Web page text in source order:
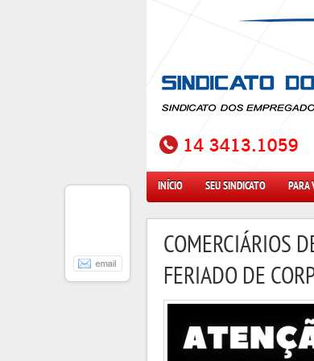
INÍCIO SEU SINDICATO PARA
COMERCIÁRIOS
FERIADO DE